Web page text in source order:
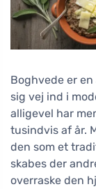
Boghvede er
sig vej ind i
alligevel har
tusindvis af år.
den som et
skabes der
overraske den